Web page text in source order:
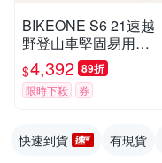
BIKEONE S6 21速越
野登山車堅固易用輕
鬆操控行進山地車性
價比年度壓軸最新MT
B
$4,392 89折
限時下殺 券
快速到貨 有現貨